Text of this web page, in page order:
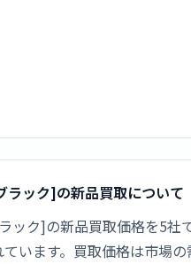
ラック]の新品買取について
ク]の新品買取価格を5社
います。買取価格は市場